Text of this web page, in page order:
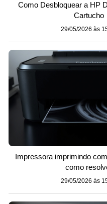
Como Desbloquear a HP
Cartucho
29/05/2026 às
Impressora imprimindo
como
29/05/2026 às